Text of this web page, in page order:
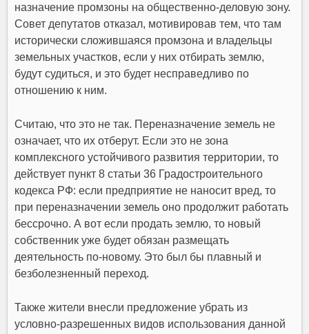
назначение промзоны на общественно-деловую зону.
Совет депутатов отказал, мотивировав тем, что там
исторически сложившаяся промзона и владельцы
земельных участков, если у них отбирать землю,
будут судиться, и это будет несправедливо по
отношению к ним.
Считаю, что это не так. Переназначение земель не
означает, что их отберут. Если это не зона
комплексного устойчивого развития территории, то
действует пункт 8 статьи 36 Градостроительного
кодекса РФ: если предприятие не наносит вред, то
при переназначении земель оно продолжит работать
бессрочно. А вот если продать землю, то новый
собственник уже будет обязан размещать
деятельность по-новому. Это был бы плавный и
безболезненный переход.
Также жители внесли предложение убрать из
условно-разрешенных видов использования данной